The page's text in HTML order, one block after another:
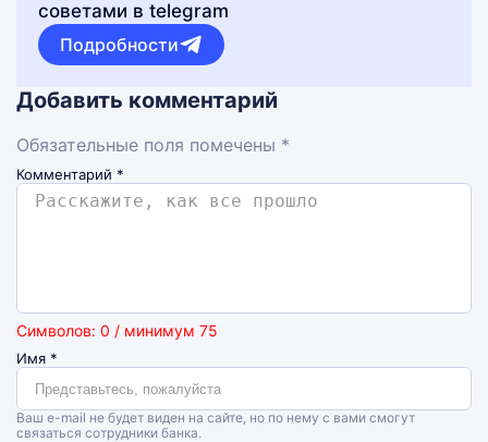
советами в telegram
Подробности
Добавить комментарий
Обязательные поля помечены *
Комментарий *
Символов: 0 / минимум 75
Имя *
Ваш e-mail не будет виден на сайте, но по нему с вами смогут
связаться сотрудники банка.